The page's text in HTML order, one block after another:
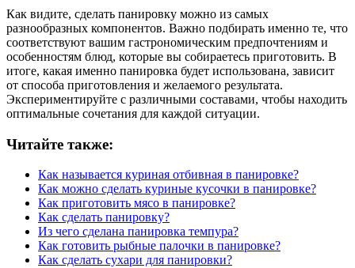
Как видите, сделать панировку можно из самых
разнообразных компонентов. Важно подбирать именно те, что
соответствуют вашим гастрономическим предпочтениям и
особенностям блюд, которые вы собираетесь приготовить. В
итоге, какая именно панировка будет использована, зависит
от способа приготовления и желаемого результата.
Экспериментируйте с различными составами, чтобы находить
оптимальные сочетания для каждой ситуации.
Читайте также:
Как называется куриная отбивная в панировке?
Как можно сделать куриные кусочки в панировке?
Как приготовить мясо в панировке?
Как сделать панировку?
Из чего сделана панировка темпура?
Как готовить рыбные палочки в панировке?
Как сделать сухари для панировки?